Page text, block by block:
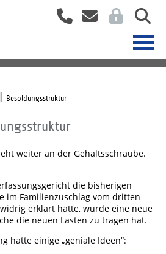
Besoldungsstruktur
weiter an der Gehaltsschraube.
die bisherigen
im Familienzuschlag vom dritten
erklärt hatte, wurde eine neue
die neuen Lasten zu tragen hat.
hatte einige „geniale Ideen“: